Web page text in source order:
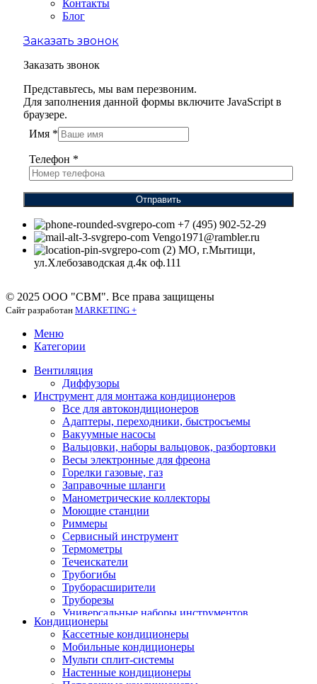
Контакты
Блог
Заказать звонок
Заказать звонок
Представьтесь, мы вам перезвоним.
Для заполнения данной формы включите JavaScript в
браузере.
Имя *
Телефон *
Отправить
+7 (495) 902-52-29
Vengo1971@rambler.ru
МО, г.Мытищи,
ул.Хлебозаводская д.4к оф.111
© 2025 ООО "СВМ". Все права защищены
Сайт разработан MARKETING +
Меню
Категории
Вентиляция
Диффузоры
Инструмент для монтажа кондиционеров
Все для автокондиционеров
Адаптеры, переходники, быстросъемы
Вакуумные насосы
Вальцовки, наборы вальцовок, разбортовки
Весы электронные для фреона
Горелки газовые, газ
Заправочные шланги
Манометрические коллекторы
Моющие станции
Риммеры
Сервисный инструмент
Термометры
Течеискатели
Трубогибы
Труборасширители
Труборезы
Универсальные наборы инструментов
Кондиционеры
Кассетные кондиционеры
Мобильные кондиционеры
Мульти сплит-системы
Настенные кондиционеры